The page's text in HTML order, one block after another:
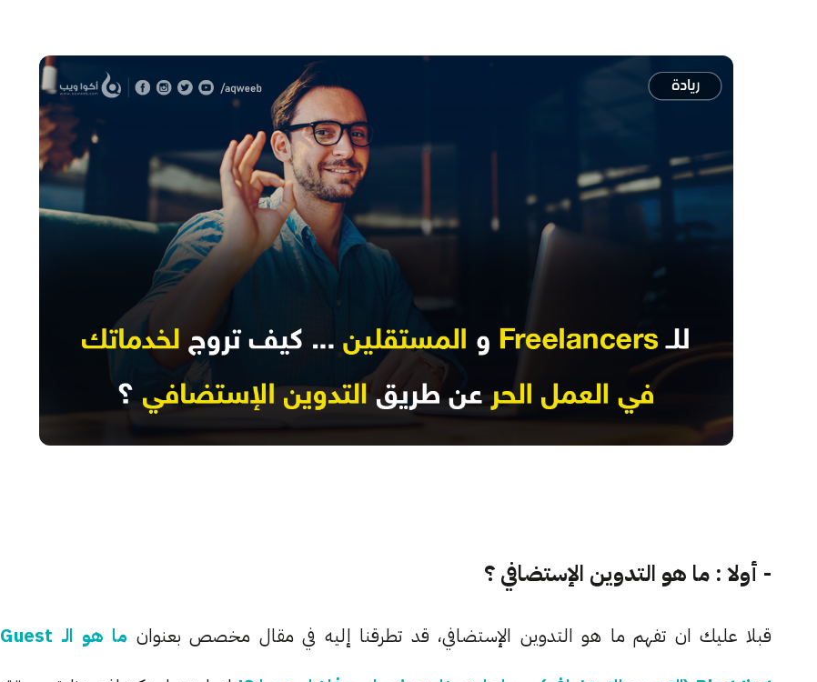
- أولا : ما هو التدوين الإستضافي ؟
قبلا عليك ان تفهم ما هو التدوين الإستضافي، قد تطرقنا إليه في مقال مخصص بعنوان
ما هو الـ Guest